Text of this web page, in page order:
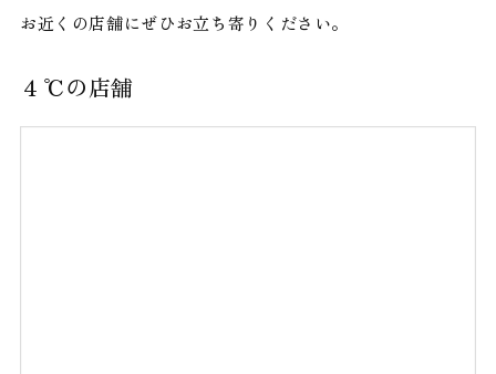
お近くの店舗にぜひお立ち寄りください。
４℃の店舗